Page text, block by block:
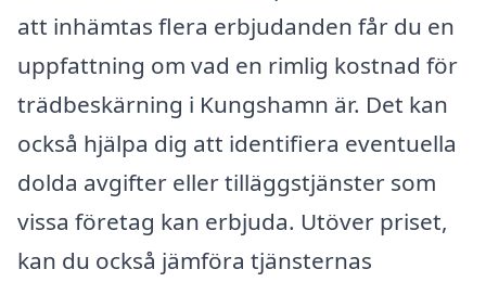
att inhämtas flera erbjudanden får du en
uppfattning om vad en rimlig kostnad för
trädbeskärning i Kungshamn är. Det kan
också hjälpa dig att identifiera eventuella
dolda avgifter eller tilläggstjänster som
vissa företag kan erbjuda. Utöver priset,
kan du också jämföra tjänsternas